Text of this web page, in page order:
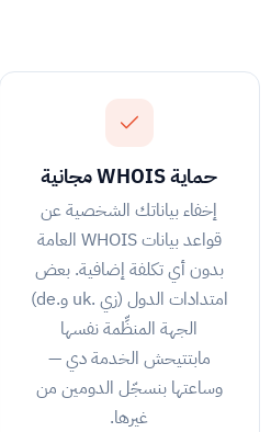
حماية WHOIS مجانية
إخفاء بياناتك الشخصية عن
قواعد بيانات WHOIS العامة
بدون أي تكلفة إضافية. بعض
امتدادات الدول (زي .uk و.de)
الجهة المنظِّمة نفسها
مابتتيحش الخدمة دي —
وساعتها بنسجّل الدومين من
غيرها.